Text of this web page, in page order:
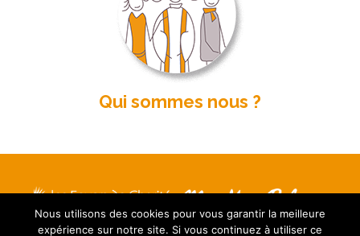
Qui sommes nous ?
Mentions légales
Nous utilisons des cookies pour vous garantir la meilleure
expérience sur notre site. Si vous continuez à utiliser ce